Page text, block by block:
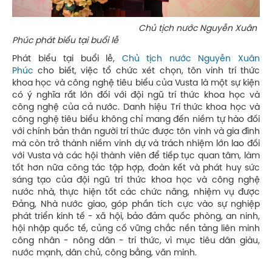
Chủ tịch nước Nguyễn Xuân
Phúc phát biểu tại buổi lễ
Phát biểu tại buổi lễ, Chủ tịch nước Nguyễn Xuân
Phúc cho biết, việc tổ chức xét chọn, tôn vinh trí thức
khoa học và công nghệ tiêu biểu của Vusta là một sự kiện
có ý nghĩa rất lớn đối với đội ngũ trí thức khoa học và
công nghệ của cả nước. Danh hiệu Trí thức khoa học và
công nghệ tiêu biểu không chỉ mang đến niềm tự hào đối
với chính bản thân người trí thức được tôn vinh và gia đình
mà còn trở thành niềm vinh dự và trách nhiệm lớn lao đối
với Vusta và các hội thành viên để tiếp tục quan tâm, làm
tốt hơn nữa công tác tập hợp, đoàn kết và phát huy sức
sáng tạo của đội ngũ trí thức khoa học và công nghệ
nước nhà, thực hiện tốt các chức năng, nhiệm vụ được
Đảng, Nhà nước giao, góp phần tích cực vào sự nghiệp
phát triển kinh tế - xã hội, bảo đảm quốc phòng, an ninh,
hội nhập quốc tế, củng cố vững chắc nền tảng liên minh
công nhân - nông dân - trí thức, vì mục tiêu dân giàu,
nước mạnh, dân chủ, công bằng, văn minh.